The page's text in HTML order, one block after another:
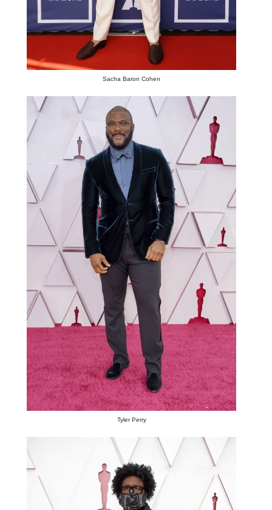
Sacha Baron Cohen
Tyler Perry